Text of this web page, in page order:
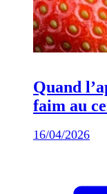
Quand
faim au
16/04/2026